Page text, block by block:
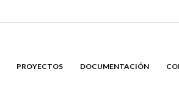
PROYECTOS DOCUMENTACIÓN